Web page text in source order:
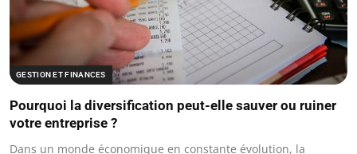
GESTION ET FINANCES
Pourquoi la diversification peut-elle sauver ou ruiner
votre entreprise ?
Dans un monde économique en constante évolution, la